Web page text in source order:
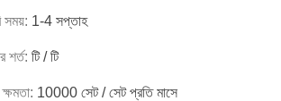
সময়: 1-4 সপ্তাহ
শর্ত: টি / টি
10000 সেট / সেট প্রতি মাসে